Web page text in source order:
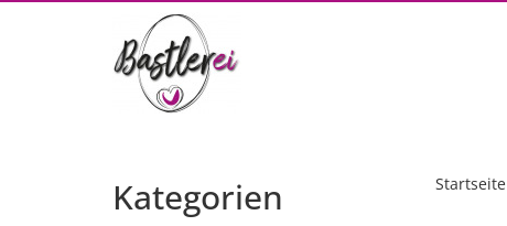
Startseite
Kategorien